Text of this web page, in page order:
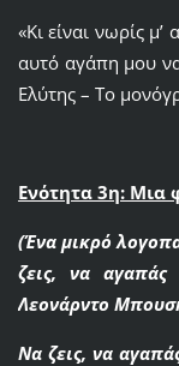
«Κι είναι νωρίς
αυτό αγάπη μου
Ελύτης – Το
Ενότητα 3η:
(Ένα μικρό
ζεις, να
Λεονάρντο
Να ζεις, να